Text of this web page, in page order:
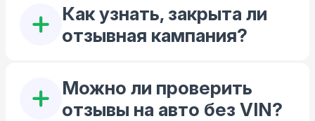
Как узнать, закрыта ли
отзывная кампания?
Можно ли проверить
отзывы на авто без VIN?